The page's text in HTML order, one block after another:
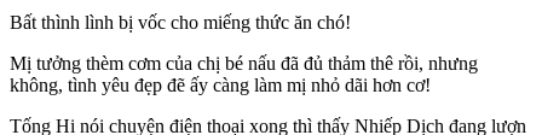
Bất thình lình bị vốc cho miếng thức ăn chó!
Mị tưởng thèm cơm của chị bé nấu đã đủ thảm thê rồi, nhưng
không, tình yêu đẹp đẽ ấy càng làm mị nhỏ dãi hơn cơ!
Tống Hi nói chuyện điện thoại xong thì thấy Nhiếp Dịch đang lượn